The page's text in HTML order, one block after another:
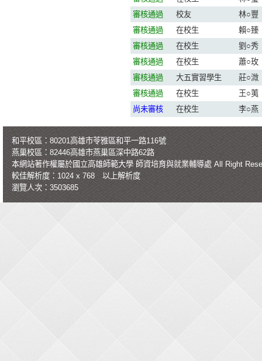
審核通過
校友
林○豐
審核通過
在校生
賴○臻
審核通過
在校生
劉○秀
審核通過
在校生
蕭○玫
審核通過
大五實習學生
莊○溦
審核通過
在校生
王○荑
尚未審核
在校生 李○燕
和平校區：80201高雄市苓雅區和平一路116號
燕巢校區：82446高雄市燕巢區深中路62路
本網站著作權屬於國立高雄師範大學 師資培育與就業輔導處 All Right
較佳解析度：1024 x 768 以上解析度
瀏覽人次：3503685